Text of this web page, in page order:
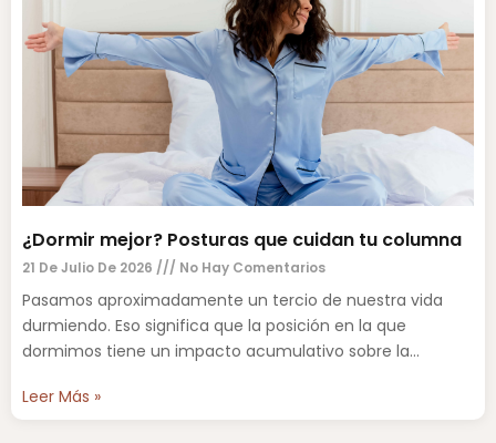
¿Dormir mejor? Posturas que cuidan tu columna
21 De Julio De 2026 No Hay Comentarios
Pasamos aproximadamente un tercio de nuestra vida
durmiendo. Eso significa que la posición en la que
dormimos tiene un impacto acumulativo sobre la
Leer Más »